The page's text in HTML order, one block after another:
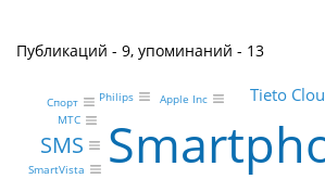
Публикаций - 9, упоминаний - 13
SMS
Tieto
МТС
Apple Inc
Philips
SmartVista
Спорт